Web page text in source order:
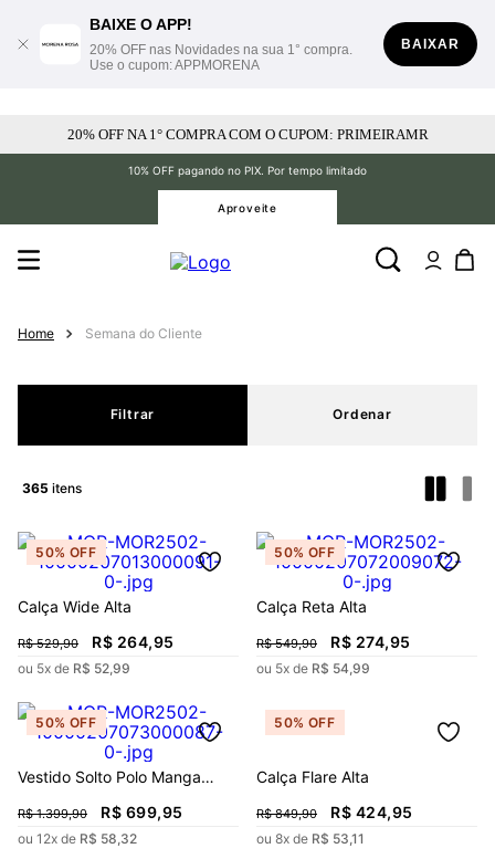
BAIXE O APP!
20% OFF nas Novidades na sua 1° compra.
Use o cupom: APPMORENA
BAIXAR
20% OFF NA 1° COMPRA COM O CUPOM: PRIMEIRAMR
10% OFF pagando no PIX. Por tempo limitado
Aproveite
Semana do Cliente
Filtrar
365
50% OFF
Calça Wide Alta
R$ 529,90 R$ 264,95
ou 5x de R$ 52,99
50% OFF
Calça Reta Alta
R$ 549,90 R$ 274,95
ou 5x de R$ 54,99
50% OFF
Vestido Solto Polo Manga
R$ 1.399,90 R$ 699,95
ou 12x de R$ 58,32
50% OFF
Calça Flare Alta
R$ 849,90 R$ 424,95
ou 8x de R$ 53,11